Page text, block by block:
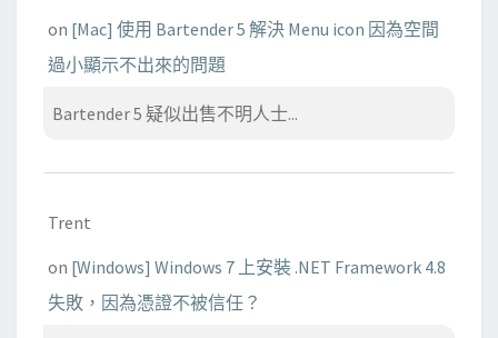
on [Mac] 使用 Bartender 5 解決 Menu icon 因為空間
過小顯示不出來的問題
Bartender 5 疑似出售不明人士...
Trent
on [Windows] Windows 7 上安裝 .NET Framework 4.8
失敗，因為憑證不被信任？